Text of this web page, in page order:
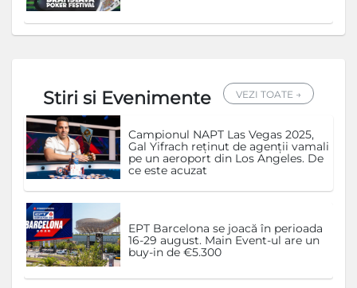
Stiri si Evenimente VEZI TOATE →
Campionul NAPT Las Vegas 2025,
Gal Yifrach reținut de agenții vamali
pe un aeroport din Los Angeles. De
ce este acuzat
EPT Barcelona se joacă în perioada
16-29 august. Main Event-ul are un
buy-in de €5.300